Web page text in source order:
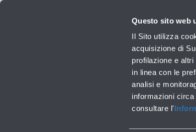
Questo sito web
Il Sito utilizza
acquisizione di
profilazione e
in linea con le
analisi e
informazioni
consultare l'
Voli
Orari,